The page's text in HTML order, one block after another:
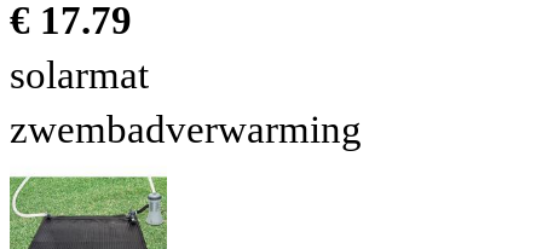
€ 17.79
solarmat
zwembadverwarming